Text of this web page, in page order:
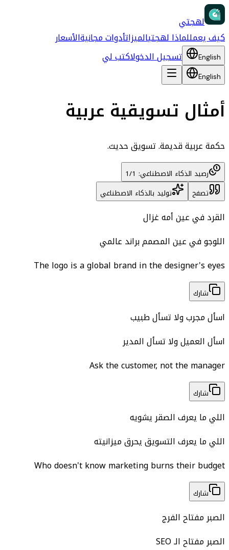
لهجتي
كيف يعمللماذا لهجتيالميزاتأدوات مجانيةالأسعار
English تسجيل الدخولاكتب لي
English
أمثال تسويقية عربية
حكمة عربية قديمة. تسويق حديث.
رصيد الذكاء الاصطناعي: 1/1
تصفح
توليد بالذكاء الاصطناعي
القرد في عين أمه غزال
اللوجو في عين المصمم براند عالمي
The logo is a global brand in the designer's eyes
شارك
اسأل مجرب ولا تسأل طبيب
اسأل العميل ولا تسأل المدير
Ask the customer, not the manager
شارك
اللي ما يعرف الصقر يشويه
اللي ما يعرف التسويق يحرق ميزانيته
Who doesn't know marketing burns their budget
شارك
الصبر مفتاح الفرج
الصبر مفتاح الـ SEO